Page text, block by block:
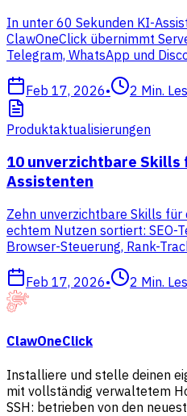
In unter 60 Sekunden KI-
ClawOneClick übernimmt
Telegram, WhatsApp und
Feb 17, 2026• 2 Min.
Produktaktualisierungen
10 unverzichtbare Skills
Assistenten
Zehn unverzichtbare Skills für
echtem Nutzen sortiert: SEO-
Browser-Steuerung, Rank-
Feb 17, 2026• 2 Min.
ClawOneClick
Installiere und stelle deinen
mit vollständig verwaltetem
SSH: betrieben von den